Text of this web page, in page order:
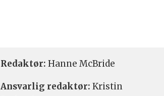
Redaktør: Hanne McBride
Ansvarlig redaktør: Kristin